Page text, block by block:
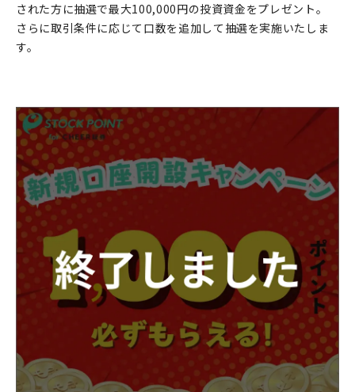
された方に抽選で最大100,000円の投資資金をプレゼント。
さらに取引条件に応じて口数を追加して抽選を実施いたしま
す。